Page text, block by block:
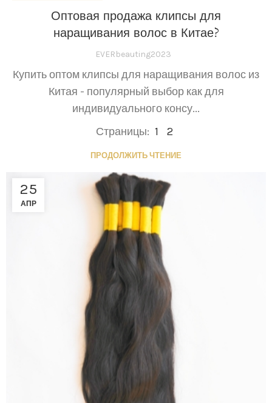
Оптовая продажа клипсы для
наращивания волос в Китае?
EVERbeauting2023
Купить оптом клипсы для наращивания волос из
Китая - популярный выбор как для
индивидуального консу...
Страницы: 1 2
ПРОДОЛЖИТЬ ЧТЕНИЕ
25
АПР